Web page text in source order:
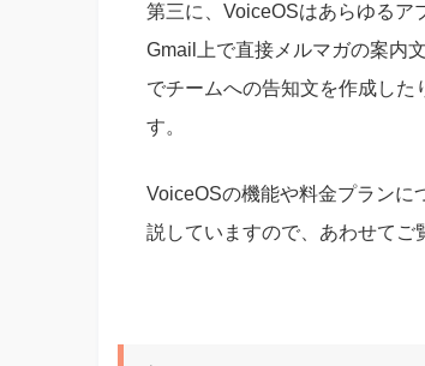
第三に、VoiceOSはあらゆるア
Gmail上で直接メルマガの案内
でチームへの告知文を作成し
す。
VoiceOSの機能や料金プランに
説していますので、あわせてご